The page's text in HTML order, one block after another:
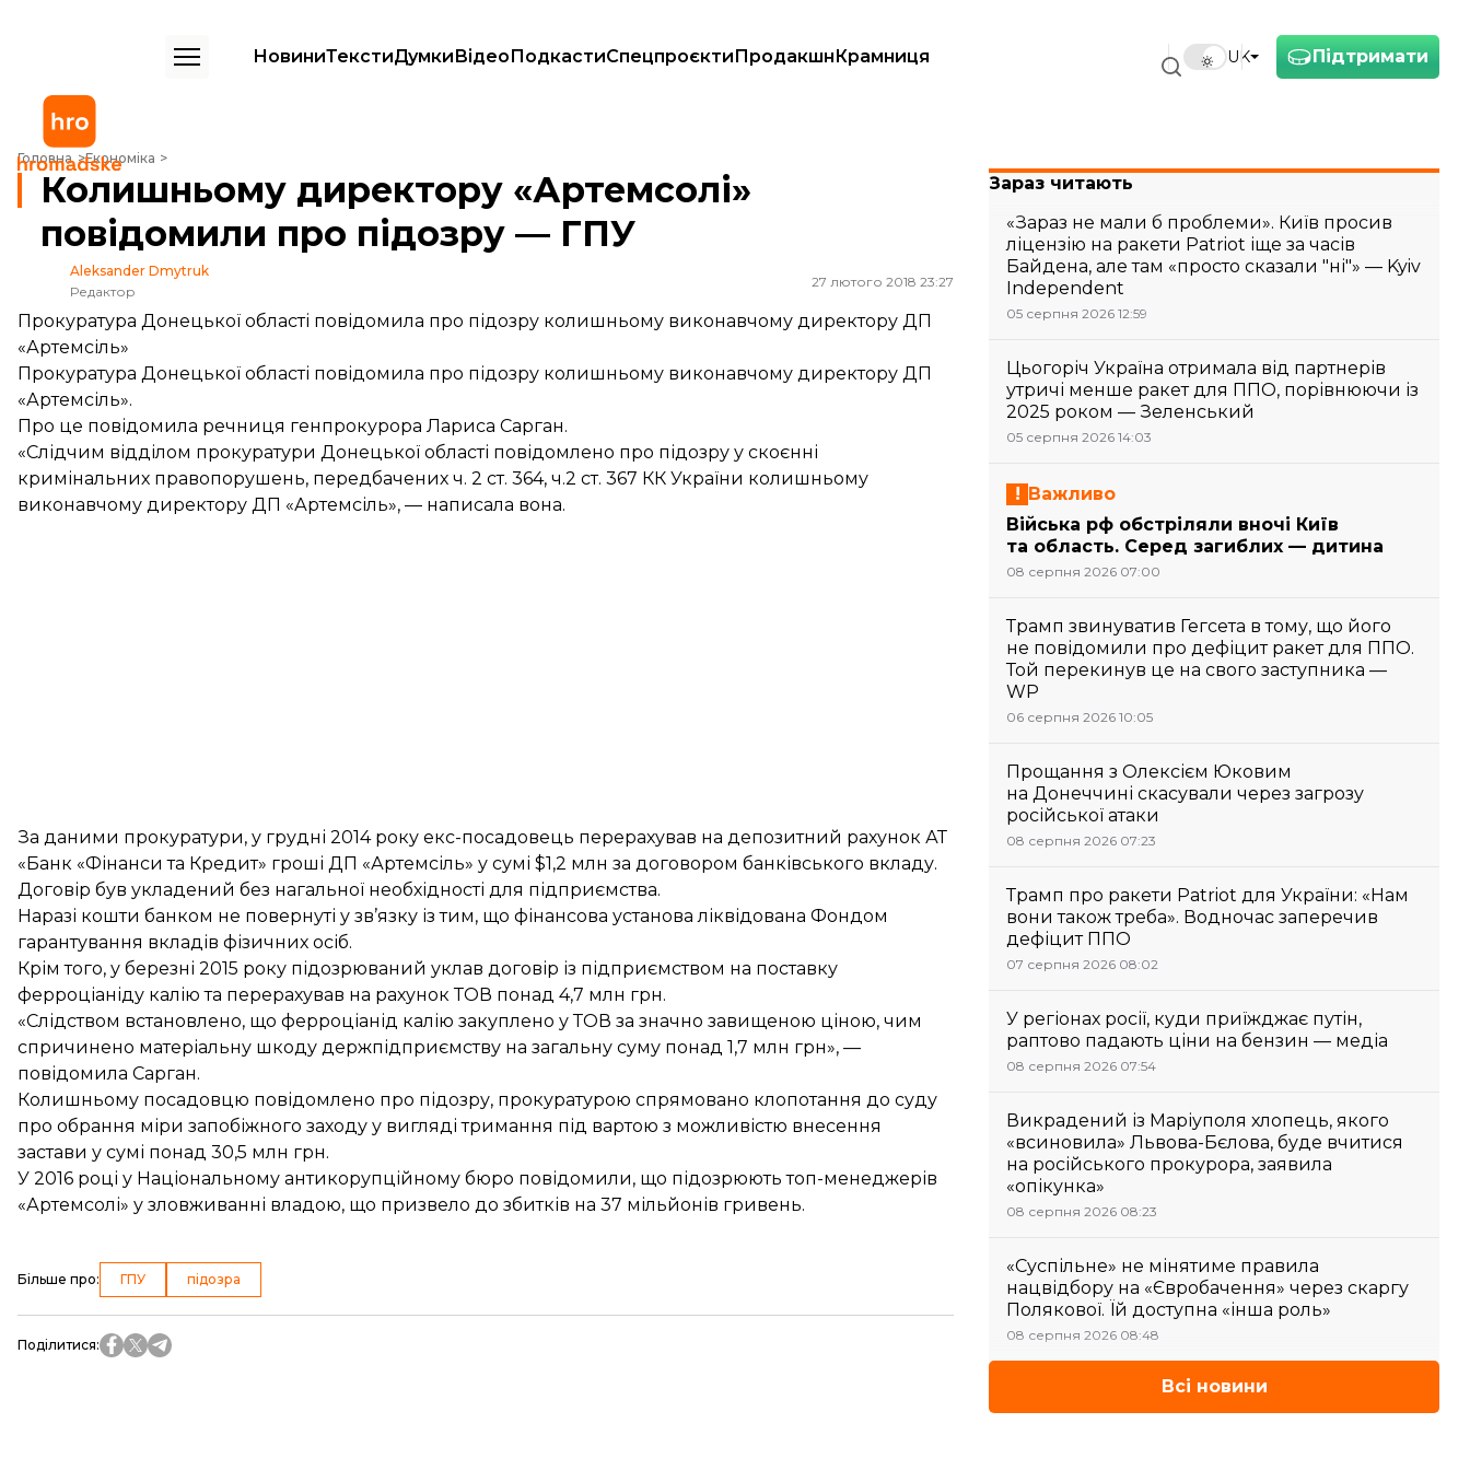
Підтримати
UK
НовиниТекстиДумкиВідеоПодкастиСпецпроєктиПродакшнКрамниця
Головна Економіка
Колишньому директору «Артемсолі» повідомили про підозру — ГПУ
Колишньому директору «Артемсолі»
повідомили про підозру — ГПУ
Aleksander Dmytruk
Редактор
27 лютого 2018 23:27
Прокуратура Донецької області повідомила про підозру колишньому виконавчому директору ДП
«Артемсіль»
Прокуратура Донецької області повідомила про підозру колишньому виконавчому директору ДП
«Артемсіль».
Про це повідомила речниця генпрокурора Лариса Сарган.
«Слідчим відділом прокуратури Донецької області повідомлено про підозру у скоєнні
кримінальних правопорушень, передбачених ч. 2 ст. 364, ч.2 ст. 367 КК України колишньому
виконавчому директору ДП «Артемсіль», — написала вона.
За даними прокуратури, у грудні 2014 року екс-посадовець перерахував на депозитний рахунок АТ
«Банк «Фінанси та Кредит» гроші ДП «Артемсіль» у сумі $1,2 млн за договором банківського вкладу.
Договір був укладений без нагальної необхідності для підприємства.
Наразі кошти банком не повернуті у зв’язку із тим, що фінансова установа ліквідована Фондом
гарантування вкладів фізичних осіб.
Крім того, у березні 2015 року підозрюваний уклав договір із підприємством на поставку
ферроціаніду калію та перерахував на рахунок ТОВ понад 4,7 млн грн.
«Слідством встановлено, що ферроціанід калію закуплено у ТОВ за значно завищеною ціною, чим
спричинено матеріальну шкоду держпідприємству на загальну суму понад 1,7 млн грн», —
повідомила Сарган.
Колишньому посадовцю повідомлено про підозру, прокуратурою спрямовано клопотання до суду
про обрання міри запобіжного заходу у вигляді тримання під вартою з можливістю внесення
застави у сумі понад 30,5 млн грн.
У 2016 році у Національному антикорупційному бюро повідомили, що підозрюютьтоп-менеджерів
«Артемсолі» у зловживанні владою, що призвело до збитків на 37 мільйонів гривень.
Більше про: ГПУ підозра
Поділитися:
Зараз читають
«Зараз не мали б проблеми». Київ просив
ліцензію на ракети Patriot іще за часів
Байдена, але там «просто сказали "ні"» — Kyiv
Independent
05 серпня 2026 12:59
Цьогоріч Україна отримала від партнерів
утричі менше ракет для ППО, порівнюючи із
2025 роком — Зеленський
05 серпня 2026 14:03
Важливо
Війська рф обстріляли вночі Київ
та область. Серед загиблих — дитина
08 серпня 2026 07:00
Трамп звинуватив Гегсета в тому, що його
не повідомили про дефіцит ракет для ППО.
Той перекинув це на свого заступника —
WP
06 серпня 2026 10:05
Прощання з Олексієм Юковим
на Донеччині скасували через загрозу
російської атаки
08 серпня 2026 07:23
Трамп про ракети Patriot для України: «Нам
вони також треба». Водночас заперечив
дефіцит ППО
07 серпня 2026 08:02
У регіонах росії, куди приїжджає путін,
раптово падають ціни на бензин — медіа
08 серпня 2026 07:54
Викрадений із Маріуполя хлопець, якого
«всиновила» Львова-Бєлова, буде вчитися
на російського прокурора, заявила
«опікунка»
08 серпня 2026 08:23
«Суспільне» не мінятиме правила
нацвідбору на «Євробачення» через скаргу
Полякової. Їй доступна «інша роль»
08 серпня 2026 08:48
Всі новини